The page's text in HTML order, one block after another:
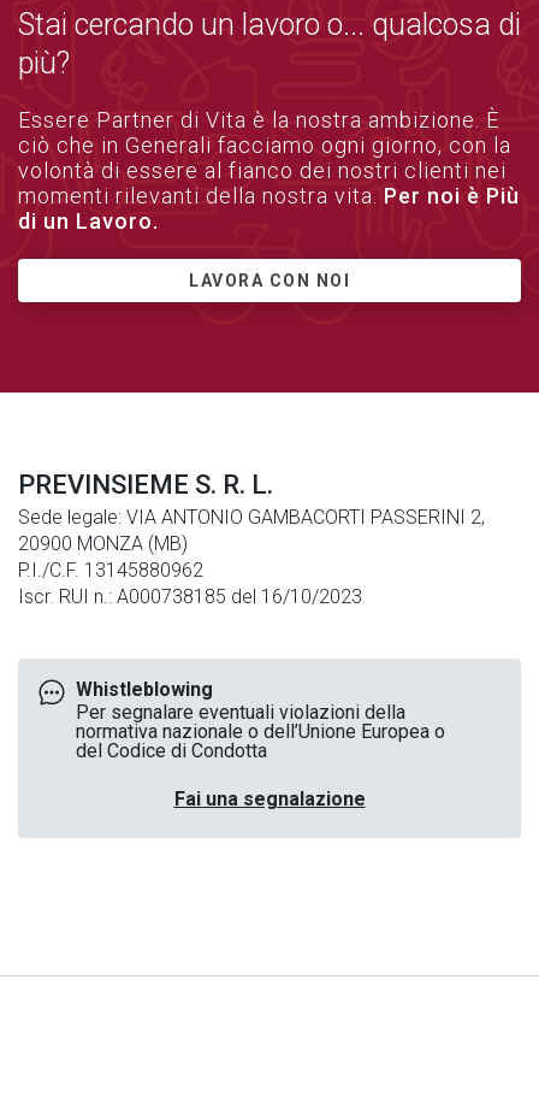
Stai cercando un lavoro o... qualcosa di
più?
Essere Partner di Vita è la nostra ambizione. È
ciò che in Generali facciamo ogni giorno, con la
volontà di essere al fianco dei nostri clienti nei
momenti rilevanti della nostra vita. Per noi è Più
di un Lavoro.
LAVORA CON NOI
PREVINSIEME S. R. L.
Sede legale: VIA ANTONIO GAMBACORTI PASSERINI 2,
20900 MONZA (MB)
P.I./C.F. 13145880962
Iscr. RUI n.: A000738185 del 16/10/2023
Whistleblowing
Per segnalare eventuali violazioni della
normativa nazionale o dell’Unione Europea o
del Codice di Condotta
Fai una segnalazione